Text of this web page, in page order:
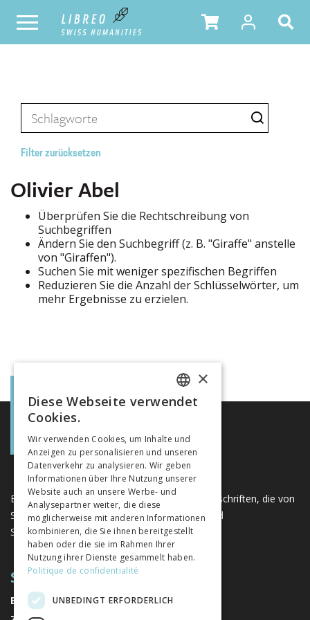
Filter zurücksetzen
Olivier Abel
Überprüfen Sie die Rechtschreibung von
Suchbegriffen
Ändern Sie den Suchbegriff (z. B. "Giraffe" anstelle
von "Giraffen").
Suchen Sie mit weniger spezifischen Begriffen
Reduzieren Sie die Anzahl der Schlüsselwörter, um
mehr Ergebnisse zu erzielen.
Eine einzigartige Plattform für Bücher und Zeitschriften, die von
Schweizer Verlagen im Bereich der Geistes- und
Sozialwissenschaften herausgegeben werden.
SITEMAP
BÜCHER
FRENCH
ITALIAN
×
Diese Webseite verwendet
Cookies.
Wir verwenden Cookies, um Inhalte und
Anzeigen zu personalisieren und unseren
Datenverkehr zu analysieren. Wir geben
Informationen über Ihre Nutzung unserer
Website auch an unsere Werbe- und
Analysepartner weiter, die diese
möglicherweise mit anderen Informationen
kombinieren, die Sie ihnen bereitgestellt
haben oder die sie im Rahmen Ihrer
Nutzung ihrer Dienste gesammelt haben.
Politique de confidentialité
UNBEDINGT ERFORDERLICH